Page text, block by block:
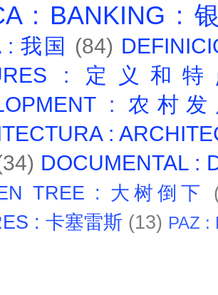
: BANKING :
: 我国 (84)
: 定义和
: 农村
:
DOCUMENTAL :
TREE : 大树倒下
: 卡塞雷斯 (13) PAZ :